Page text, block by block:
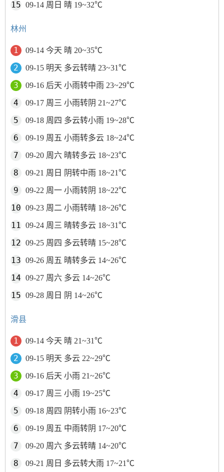
09-14 周日 晴 19~32℃
林州
09-14 今天 晴 20~35℃
09-15 明天 多云转晴 23~31℃
09-16 后天 小雨转中雨 23~29℃
09-17 周三 小雨转阴 21~27℃
09-18 周四 多云转小雨 19~28℃
09-19 周五 小雨转多云 18~24℃
09-20 周六 晴转多云 18~23℃
09-21 周日 阴转中雨 18~21℃
09-22 周一 小雨转阴 18~22℃
09-23 周二 小雨转晴 18~26℃
09-24 周三 晴转多云 18~31℃
09-25 周四 多云转晴 15~28℃
09-26 周五 晴转多云 14~26℃
09-27 周六 多云 14~26℃
09-28 周日 阴 14~26℃
滑县
09-14 今天 晴 21~31℃
09-15 明天 多云 22~29℃
09-16 后天 小雨 21~26℃
09-17 周三 小雨 19~25℃
09-18 周四 阴转小雨 16~23℃
09-19 周五 中雨转阴 17~20℃
09-20 周六 多云转晴 14~20℃
09-21 周日 多云转大雨 17~21℃